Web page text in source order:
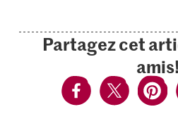
Partagez cet
amis!